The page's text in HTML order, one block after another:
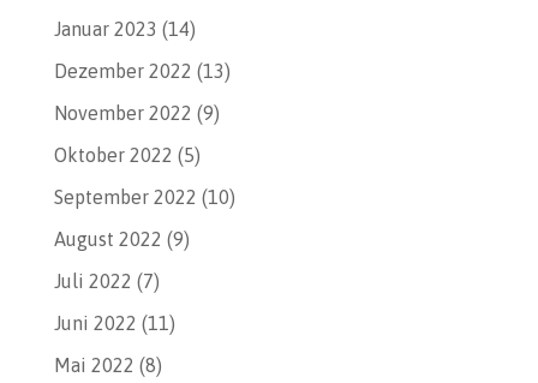
Januar 2023 (14)
Dezember 2022 (13)
November 2022 (9)
Oktober 2022 (5)
September 2022 (10)
August 2022 (9)
Juli 2022 (7)
Juni 2022 (11)
Mai 2022 (8)